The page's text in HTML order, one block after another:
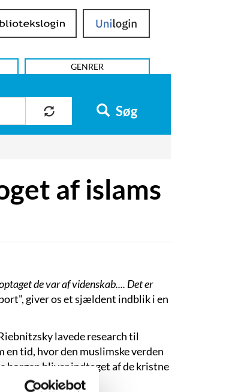
UniLogin
GENRER
Søg
af islams
de var af videnskab.... Det er
giver os et sjældent indblik i en
lavede research til
tid, hvor den muslimske verden
borgen bliver indtaget af de kristne